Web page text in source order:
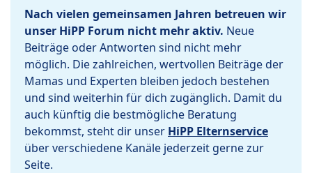
Nach vielen gemeinsamen Jahren betreuen wir
unser HiPP Forum nicht mehr aktiv. Neue
Beiträge oder Antworten sind nicht mehr
möglich. Die zahlreichen, wertvollen Beiträge der
Mamas und Experten bleiben jedoch bestehen
und sind weiterhin für dich zugänglich. Damit du
auch künftig die bestmögliche Beratung
bekommst, steht dir unser HiPP Elternservice
über verschiedene Kanäle jederzeit gerne zur
Seite.